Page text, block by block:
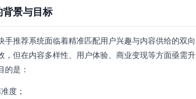
背景与目标
手推荐系统面临着精准匹配用户兴趣与内容供给的双向
，但在内容多样性、用户体验、商业变现等方面亟需升
的是：
度；